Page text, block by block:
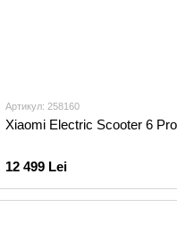
Артикул: 258160
Xiaomi Electric Scooter 6
12 499 Lei